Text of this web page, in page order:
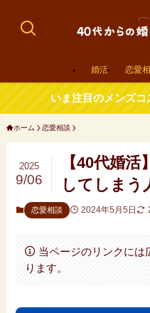
婚活 恋愛
いま注目のメンズコ
ホーム 恋愛相談
【40代婚
してしまう
2025
9/06
恋愛相談 2024年5月5日
当ページのリンクには
ります。